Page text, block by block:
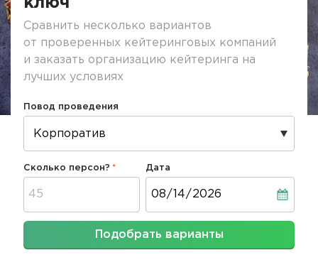
Сравнить несколько вариантов
от проверенных кейтеринговых компаний
и заказать организацию кейтеринга на
лучших условиях
Повод проведения
Сколько персон? Дата
Подобрать варианты